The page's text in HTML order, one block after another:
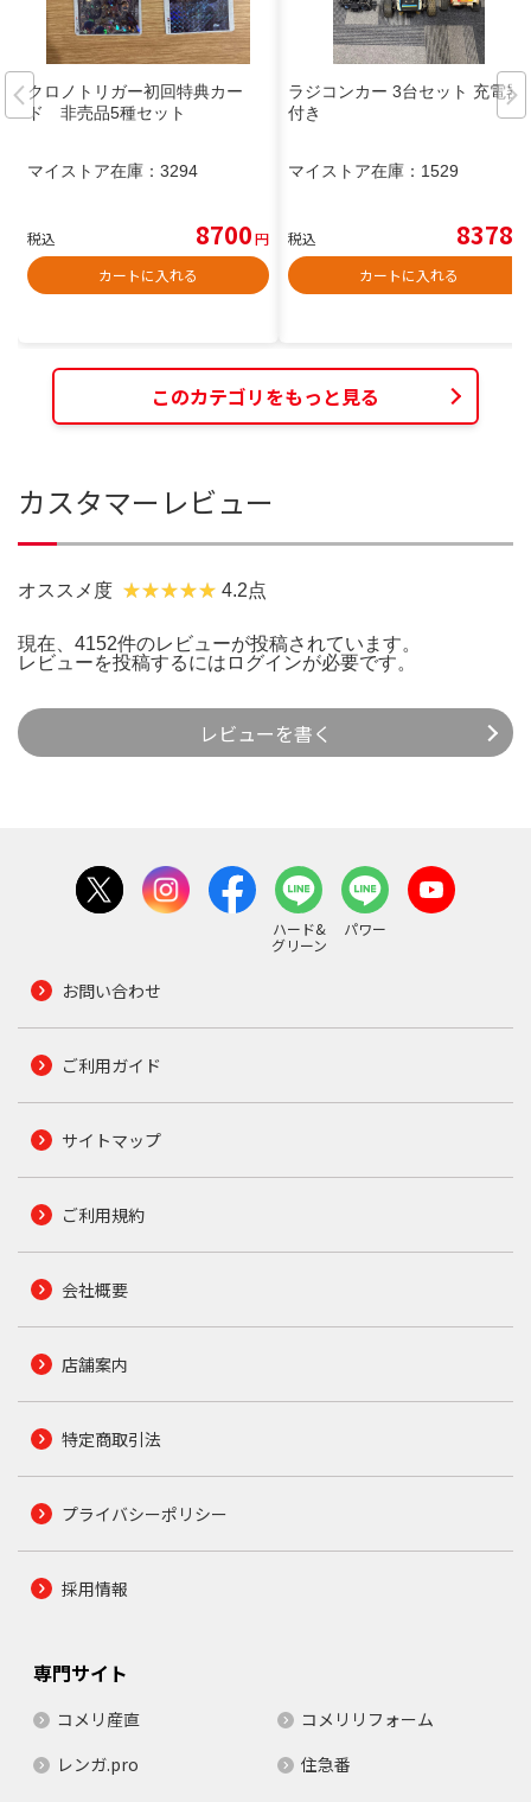
クロノトリガー初回特典カー
ド 非売品5種セット
マイストア在庫： 3294
税込 8700円
カートに入れる
ラジコンカー 3台セット 充電器
付き
マイストア在庫： 1529
税込 8378
カートに入れる
このカテゴリをもっと見る
カスタマーレビュー
オススメ度 4.2点
現在、4152件のレビューが投稿されています。
レビューを投稿するには ログインが必要です。
レビューを書く
ハード&
グリーン
パワー
お問い合わせ
ご利用ガイド
サイトマップ
ご利用規約
会社概要
店舗案内
特定商取引法
プライバシーポリシー
採用情報
専門サイト
コメリ産直
コメリリフォーム
レンガ.pro
住急番